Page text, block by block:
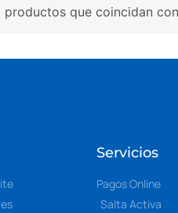
productos que coincidan
Servicios
Pagos Online
Salta Activa